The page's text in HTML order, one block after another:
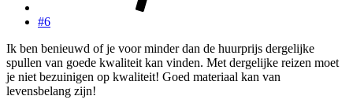
#6
Ik ben benieuwd of je voor minder dan de huurprijs dergelijke
spullen van goede kwaliteit kan vinden. Met dergelijke reizen moet
je niet bezuinigen op kwaliteit! Goed materiaal kan van
levensbelang zijn!